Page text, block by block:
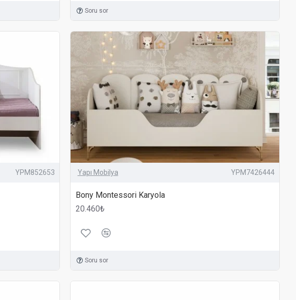
Soru sor
YPM852653 Yapı Mobilya YPM7426444
Bony Montessori Karyola
20.460₺
Soru sor